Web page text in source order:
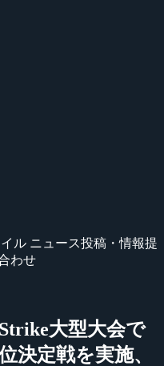
ル ニュース投稿・情報提
わせ
大型大会で
決定戦を実施、